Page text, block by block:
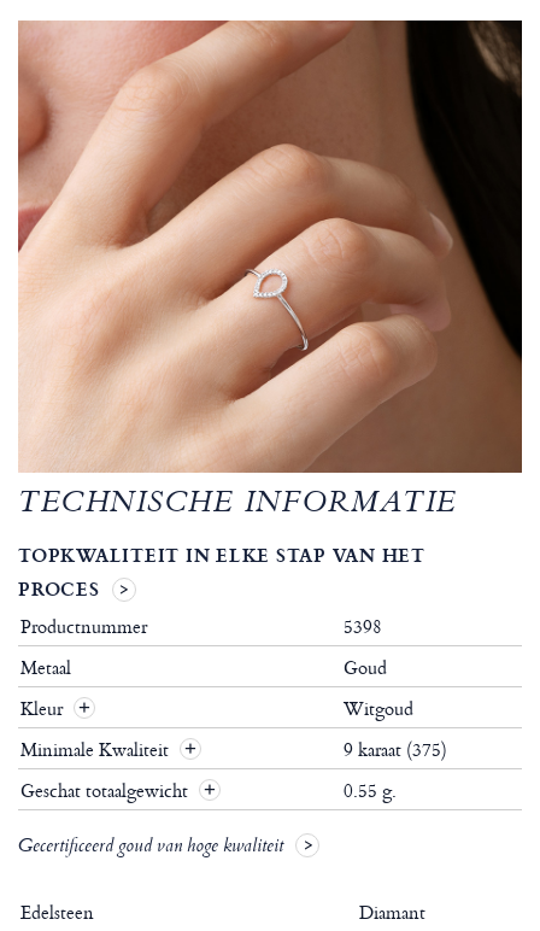
TECHNISCHE INFORMATIE
TOPKWALITEIT IN ELKE STAP VAN HET
PROCES
Productnummer
5398
Metaal
Goud
Kleur
Witgoud
Minimale Kwaliteit
9 karaat (375)
Geschat totaalgewicht
0.55 g.
Gecertificeerd goud van hoge kwaliteit
Edelsteen Diamant